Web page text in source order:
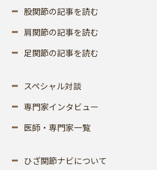
股関節の記事を読む
肩関節の記事を読む
足関節の記事を読む
スペシャル対談
専門家インタビュー
医師・専門家一覧
ひざ関節ナビについて